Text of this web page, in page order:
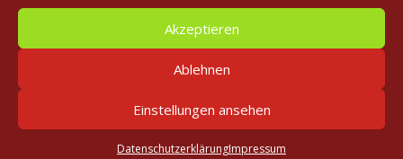
Akzeptieren
Ablehnen
Einstellungen ansehen
DatenschutzerklärungImpressum
Datenschutz Impressum